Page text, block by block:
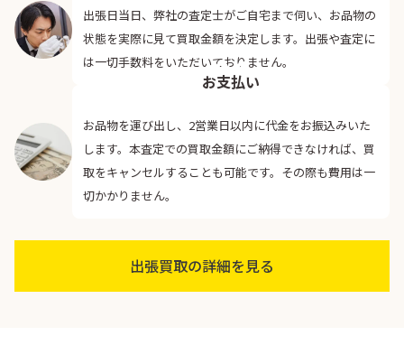
出張日当日、弊社の査定士がご自宅まで伺い、お品物の
状態を実際に見て買取金額を決定します。出張や査定に
は一切手数料をいただいておりません。
04
お支払い
お品物を運び出し、2営業日以内に代金をお振込みいた
します。本査定での買取金額にご納得できなければ、買
取をキャンセルすることも可能です。その際も費用は一
切かかりません。
出張買取の詳細を見る